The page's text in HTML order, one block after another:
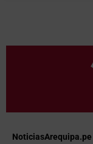
NoticiasArequipa.pe